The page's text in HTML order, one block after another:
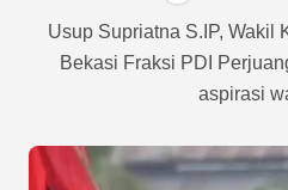
Usup Supriatna S.IP, Wakil Ketua DPRD Kabupaten
Bekasi Fraksi PDI
aspirasi